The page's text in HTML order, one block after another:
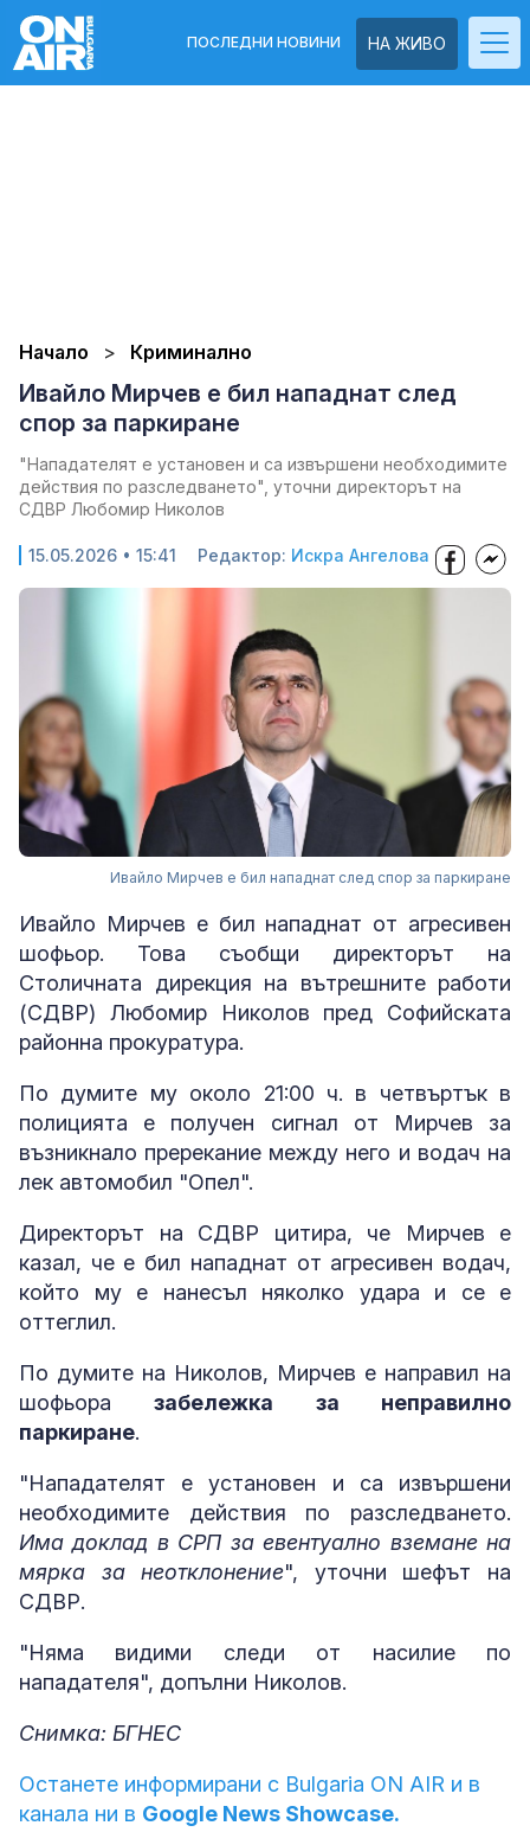
НА ЖИВО
ПОСЛЕДНИ НОВИНИ
Начало Криминално
Ивайло Мирчев е бил нападнат след
спор за паркиране
"Нападателят е установен и са извършени необходимите
действия по разследването", уточни директорът на
СДВР Любомир Николов
15.05.2026 • 15:41 Редактор: Искра Ангелова
Ивайло Мирчев е бил нападнат след спор за паркиране
Ивайло Мирчев е бил нападнат от агресивен
шофьор. Това съобщи директорът на
Столичната дирекция на вътрешните работи
(СДВР) Любомир Николов пред Софийската
районна прокуратура.
По думите му около 21:00 ч. в четвъртък в
полицията е получен сигнал от Мирчев за
възникнало пререкание между него и водач на
лек автомобил "Опел".
Директорът на СДВР цитира, че Мирчев е
казал, че е бил нападнат от агресивен водач,
който му е нанесъл няколко удара и се е
оттеглил.
По думите на Николов, Мирчев е направил на
шофьоразабележка за неправилно
паркиране.
"Нападателят е установен и са извършени
необходимите действия по разследването.
Има доклад в СРП за евентуално вземане на
мярка за неотклонение", уточни шефът на
СДВР.
"Няма видими следи от насилие по
нападателя", допълни Николов.
Снимка: БГНЕС
Останете информирани с Bulgaria ON AIR и в
канала ни в Google News Showcase.